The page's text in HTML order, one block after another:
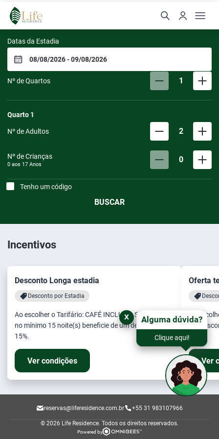
Life Residence
Datas da Estadia
Nº de Quartos 1
Quarto 1
Nº de Adultos 2
Nº de Crianças
0 aos 17 Anos 0
Tenho um código
BUSCAR
Incentivos
Desconto Longa estadia
Desconto por Estadia
Ao escolher o Tarifário: CAFÉ INCLUSO. Se reservar
no mínimo 15 noite(s) beneficie de um desconto de
15%.
Ver condições
Oferta
Ao
um
Ver
reservas@liferesidence.com.br +55 31 983107966
© 2026 Life Residence. Todos os direitos reservados.
Powered by
Alguma dúvida?
Clique aqui!
x